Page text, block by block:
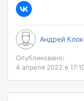
Андрей
Опубликовано:
4 апреля 2022 в